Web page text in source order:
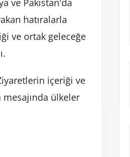
ve Pakistan'da
hatıralarla
ve ortak geleceğe
içeriği ve
mesajında ülkeler